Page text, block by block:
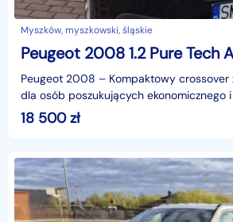
Myszków, myszkowski, śląskie
Peugeot 2008 – Kompaktowy crossover
dla osób poszukujących ekonomicznego
auta5 miejsc siedzącychRok produkcji:
18 500zł